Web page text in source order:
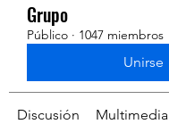
Grupo
Público · 1047 miembros
Unirse
Discusión Multimedia